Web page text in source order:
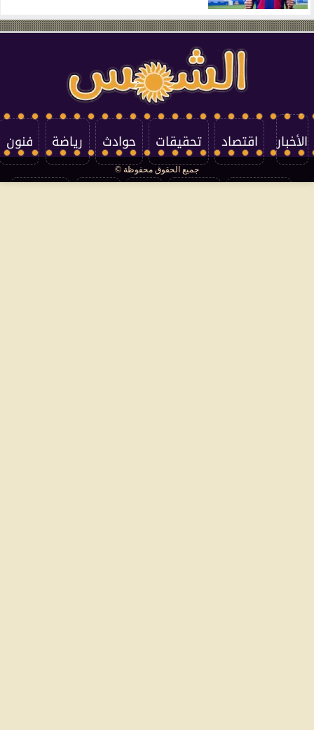
الأخبار اقتصاد تحقيقات حوادث رياضة فنون
جميع الحقوق محفوظة ©